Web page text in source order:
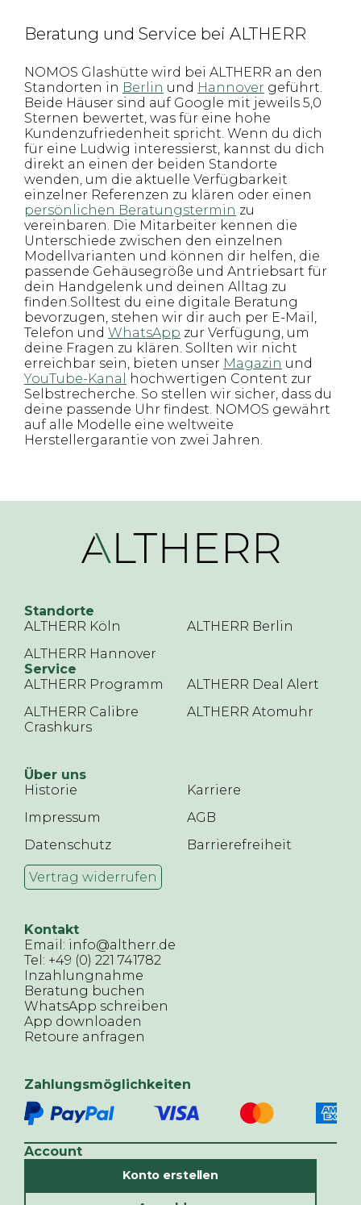
Beratung und Service bei ALTHERR
NOMOS Glashütte wird bei ALTHERR an den
Standorten in Berlin und Hannover geführt.
Beide Häuser sind auf Google mit jeweils 5,0
Sternen bewertet, was für eine hohe
Kundenzufriedenheit spricht. Wenn du dich
für eine Ludwig interessierst, kannst du dich
direkt an einen der beiden Standorte
wenden, um die aktuelle Verfügbarkeit
einzelner Referenzen zu klären oder einen
persönlichen Beratungstermin zu
vereinbaren. Die Mitarbeiter kennen die
Unterschiede zwischen den einzelnen
Modellvarianten und können dir helfen, die
passende Gehäusegröße und Antriebsart für
dein Handgelenk und deinen Alltag zu
finden.Solltest du eine digitale Beratung
bevorzugen, stehen wir dir auch per E-Mail,
Telefon und WhatsApp zur Verfügung, um
deine Fragen zu klären. Sollten wir nicht
erreichbar sein, bieten unser Magazin und
YouTube-Kanal
hochwertigen Content zur
Selbstrecherche. So stellen wir sicher, dass du
deine passende Uhr findest. NOMOS gewährt
auf alle Modelle eine weltweite
Herstellergarantie von zwei Jahren.
Standorte
ALTHERR Köln
ALTHERR Berlin
ALTHERR Hannover
Service
ALTHERR Programm
ALTHERR Deal Alert
ALTHERR Calibre
Crashkurs
ALTHERR Atomuhr
Über uns
Historie
Karriere
Impressum
AGB
Datenschutz
Barrierefreiheit
Vertrag widerrufen
Kontakt
Email: info@altherr.de
Tel: +49 (0) 221 741782
Inzahlungnahme
Beratung buchen
WhatsApp schreiben
App downloaden
Retoure anfragen
Zahlungsmöglichkeiten
Account
Konto erstellen